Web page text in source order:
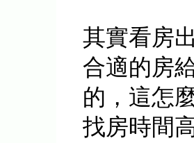
其實看房
合適的房
的，這怎
找房時間